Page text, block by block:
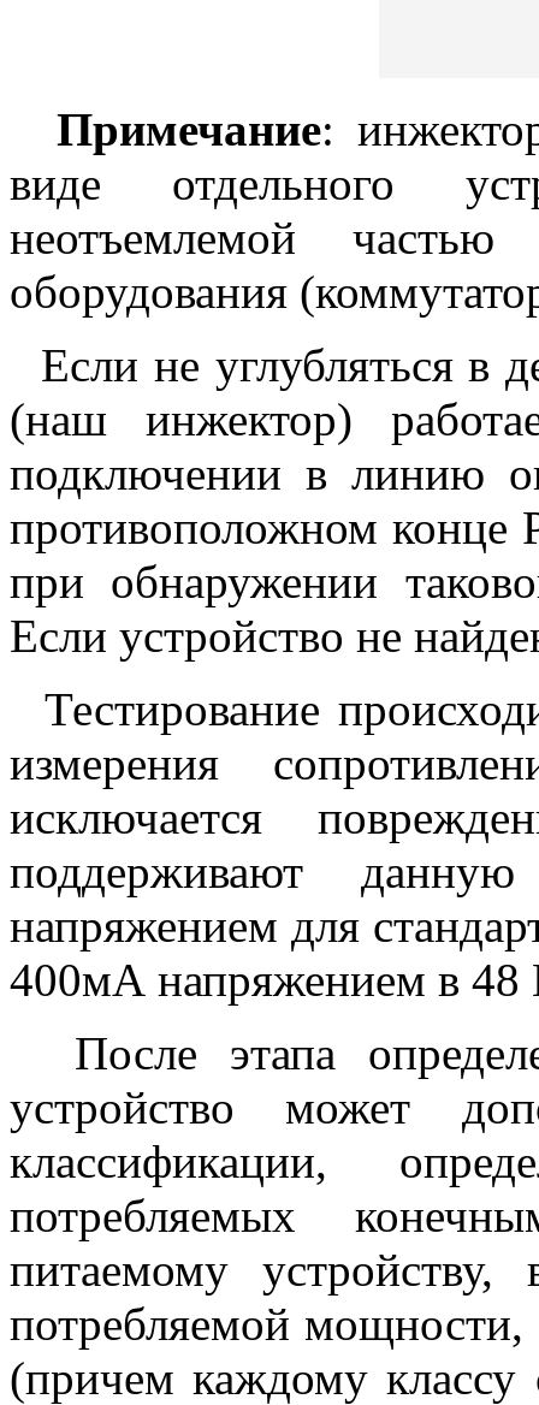
Примечание:
виде отдельного
неотъемлемой частью
оборудования
Если не углубляться в
(наш инжектор)
подключении в линию
противоположном конце
при обнаружении
Если устройство не
Тестирование
измерения
исключается
поддерживают
напряжением для
400мА напряжением в 48
После этапа
устройство может
классификации,
потребляемых
питаемому устройству,
потребляемой мощности,
(причем каждому классу